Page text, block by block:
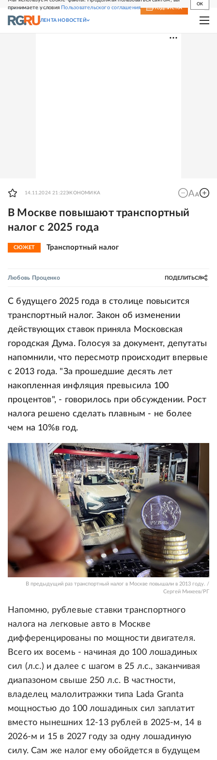
принимаете условия Пользовательского соглашения
OK
СВЕЖИЙ НОМЕР ПОДПИСКА
ЛЕНТА НОВОСТЕЙ
14.11.2024 21:22ЭКОНОМИКА
В Москве повышают транспортный
налог с 2025 года
СЮЖЕТ Транспортный налог
Любовь Проценко ПОДЕЛИТЬСЯ
С будущего 2025 года в столице повысится
транспортный налог. Закон об изменении
действующих ставок приняла Московская
городская Дума. Голосуя за документ, депутаты
напомнили, что пересмотр происходит впервые
с 2013 года. "За прошедшие десять лет
накопленная инфляция превысила 100
процентов", - говорилось при обсуждении. Рост
налога решено сделать плавным - не более
чем на 10%в год.
В предыдущий раз транспортный налог в Москве повышали в 2013 году. /
Сергей Михеев/РГ
Напомню, рублевые ставки транспортного
налога на легковые авто в Москве
дифференцированы по мощности двигателя.
Всего их восемь - начиная до 100 лошадиных
сил (л.с.) и далее с шагом в 25 л.с., заканчивая
диапазоном свыше 250 л.с. В частности,
владелец малолитражки типа Lada Granta
мощностью до 100 лошадиных сил заплатит
вместо нынешних 12-13 рублей в 2025-м, 14 в
2026-м и 15 в 2027 году за одну лошадиную
силу. Сам же налог ему обойдется в будущем